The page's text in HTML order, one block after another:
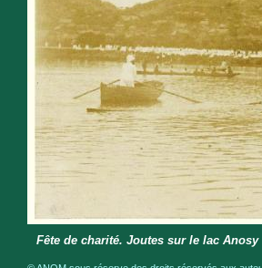
Fête de charité. Joutes sur le lac Anosy